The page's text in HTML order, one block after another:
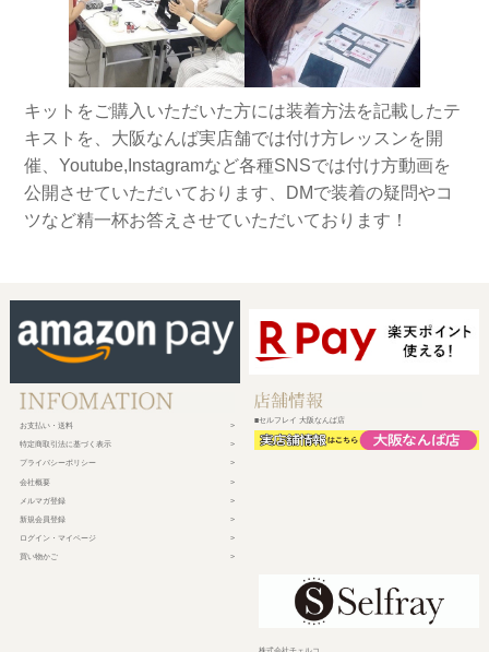
キットをご購入いただいた方には装着方法を記載したテ
キストを、大阪なんば実店舗では付け方レッスンを開
催、Youtube,Instagramなど各種SNSでは付け方動画を
公開させていただいております、DMで装着の疑問やコ
ツなど精一杯お答えさせていただいております！
お支払い・送料
特定商取引法に基づく表示
プライバシーポリシー
会社概要
メルマガ登録
新規会員登録
ログイン・マイページ
買い物かご
■セルフレイ 大阪なんば店
株式会社チェルコ